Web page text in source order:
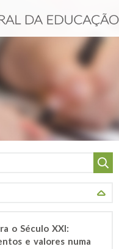
o Século XXI:
e valores numa